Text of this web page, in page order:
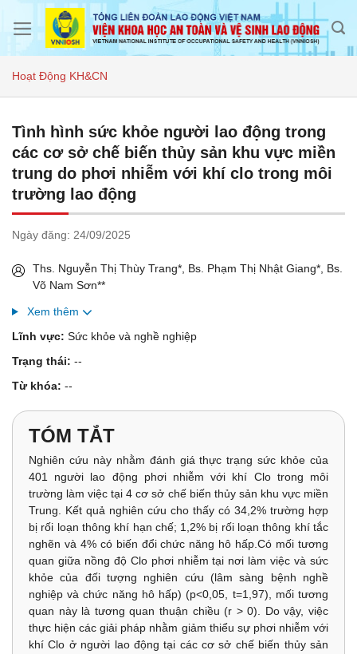
Hoạt Động KH&CN
Tình hình sức khỏe người lao động trong
các cơ sở chế biến thủy sản khu vực miền
trung do phơi nhiễm với khí clo trong môi
trường lao động
Ngày đăng: 24/09/2025
Ths. Nguyễn Thị Thùy Trang*, Bs. Phạm Thị Nhật Giang*, Bs.
Võ Nam Sơn**
Xem thêm
Lĩnh vực: Sức khỏe và nghề nghiệp
Trạng thái: --
Từ khóa: --
TÓM TẮT
Nghiên cứu này nhằm đánh giá thực trạng sức khỏe của
401 người lao động phơi nhiễm với khí Clo trong môi
trường làm việc tại 4 cơ sở chế biến thủy sản khu vực miền
Trung. Kết quả nghiên cứu cho thấy có 34,2% trường hợp
bị rối loạn thông khí hạn chế; 1,2% bị rối loạn thông khí tắc
nghẽn và 4% có biến đổi chức năng hô hấp.Có mối tương
quan giữa nồng độ Clo phơi nhiễm tại nơi làm việc và sức
khỏe của đối tượng nghiên cứu (lâm sàng bệnh nghề
nghiệp và chức năng hô hấp) (p<0,05, t=1,97), mối tương
quan này là tương quan thuận chiều (r > 0). Do vậy, việc
thực hiện các giải pháp nhằm giảm thiểu sự phơi nhiễm với
khí Clo ở người lao động tại các cơ sở chế biến thủy sản